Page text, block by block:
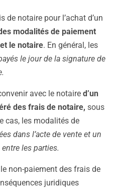
de notaire pour l’achat d’un
modalités de paiement
le notaire. En général, les
le jour de la signature de
avec le notaire d’un
des frais de notaire, sous
cas, les modalités de
dans l’acte de vente et un
les parties.
non-paiement des frais de
juridiques